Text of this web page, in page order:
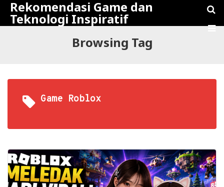
Rekomendasi Game dan
Teknologi Inspiratif
Browsing Tag
Game Roblox